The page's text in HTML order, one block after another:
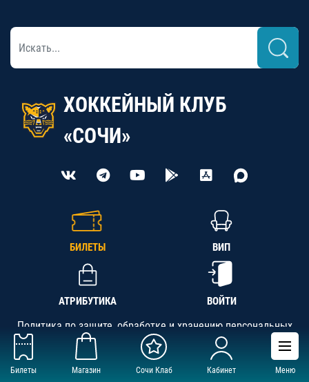
Билеты Магазин Сочи Клаб Кабинет Меню
ХОККЕЙНЫЙ КЛУБ
«СОЧИ»
БИЛЕТЫ ВИП
АТРИБУТИКА ВОЙТИ
Политика по защите, обработке и хранению персональных
данных
АНО «СК «Кубань-Регион», ОГРН 1142300002349,